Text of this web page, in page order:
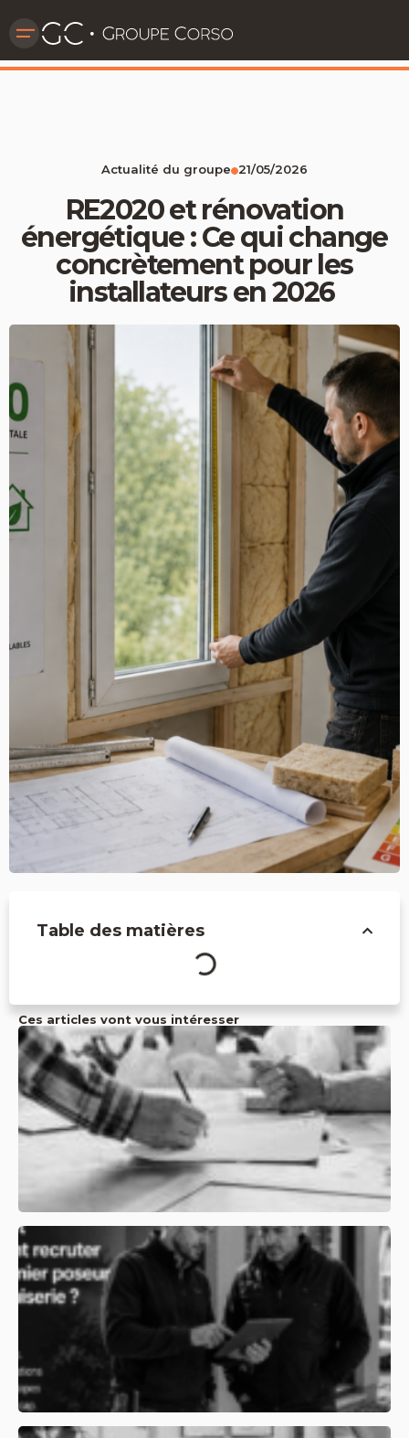
Actualité du groupe 21/05/2026
RE2020 et rénovation
énergétique : Ce qui change
concrètement pour les
installateurs en 2026
Table des matières
Ces articles vont vous intéresser